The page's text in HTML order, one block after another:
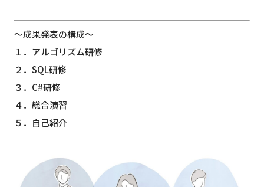
～成果発表の構成～
１．アルゴリズム研修
２．SQL研修
３．C#研修
４．総合演習
５．自己紹介